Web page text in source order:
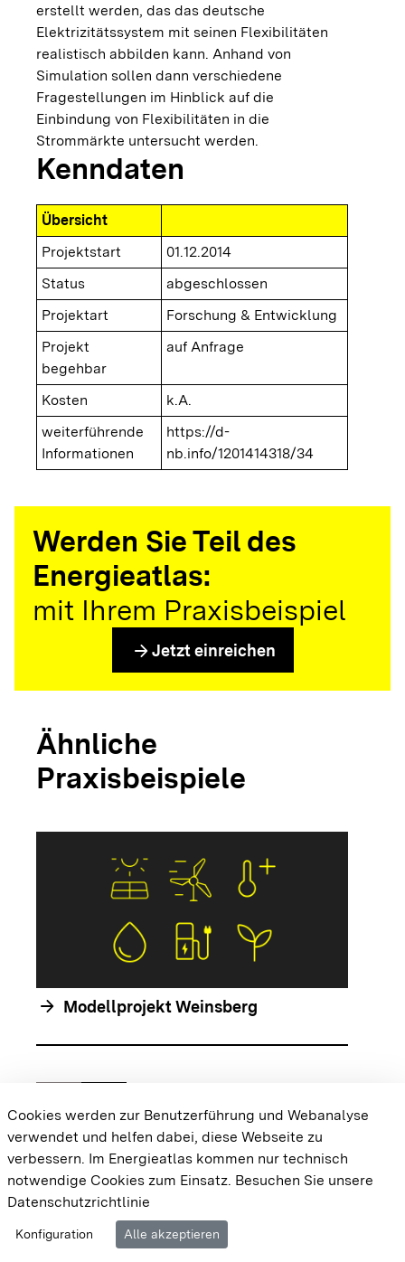
erstellt werden, das das deutsche
Elektrizitätssystem mit seinen Flexibilitäten
realistisch abbilden kann. Anhand von
Simulation sollen dann verschiedene
Fragestellungen im Hinblick auf die
Einbindung von Flexibilitäten in die
Strommärkte untersucht werden.
Kenndaten
Übersicht
Projektstart
01.12.2014
Status
abgeschlossen
Projektart
Forschung & Entwicklung
Projekt
begehbar
auf Anfrage
Kosten
k.A.
weiterführende
Informationen
https://d-
nb.info/1201414318/34
Werden Sie Teil des
Energieatlas:
mit Ihrem Praxisbeispiel
arrow_forward Jetzt einreichen
Ähnliche
Praxisbeispiele
arrow_forward Modellprojekt Weinsberg
Zur vorhergehenden Folie springen
chevron_rightZur nächsten Folie springen
{{#displayPraxisbeispielMap}} {{{body}}}
{{/displayPraxisbeispielMap}}
Cookie-EinstellungenBarrierefreiheit
Impressum
Cookies werden zur Benutzerführung und Webanalyse
verwendet und helfen dabei, diese Webseite zu
verbessern. Im Energieatlas kommen nur technisch
notwendige Cookies zum Einsatz. Besuchen Sie unsere
Datenschutzrichtlinie
Konfiguration Alle akzeptieren